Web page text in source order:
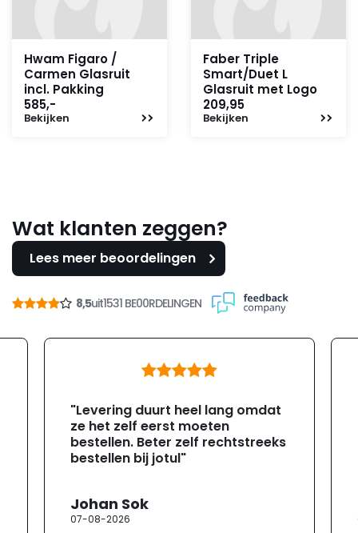
Hwam Figaro /
Carmen Glasruit
incl. Pakking
585,-
Bekijken
Faber Triple
Smart/Duet L
Glasruit met Logo
209,95
Bekijken
Wat klanten zeggen?
Lees meer beoordelingen
8,5uit1531 BE00RDELINGEN
"Levering duurt heel lang omdat
ze het zelf eerst moeten
bestellen. Beter zelf rechtstreeks
bestellen bij jotul"
Johan Sok
07-08-2026